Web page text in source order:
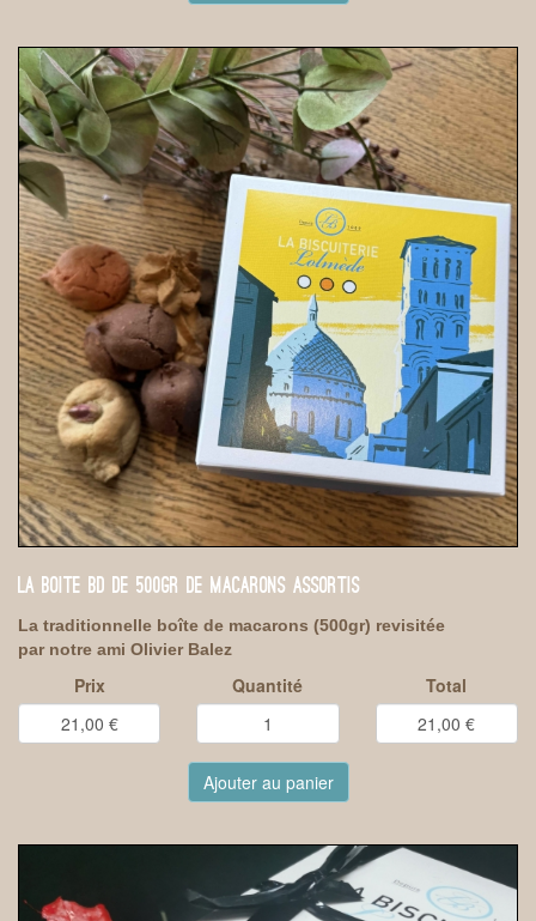
LA BOITE BD DE 500GR DE MACARONS ASSORTIS
La traditionnelle boîte de macarons (500gr) revisitée
par notre ami Olivier Balez
Prix Quantité Total
Ajouter au panier